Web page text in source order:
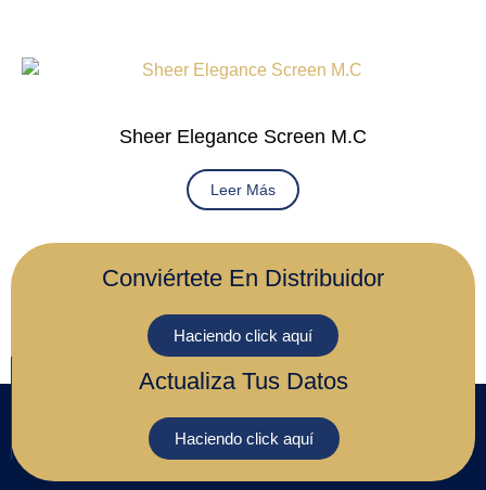
Sheer Elegance Screen M.C
Leer Más
Conviértete En Distribuidor
Haciendo click aquí
Actualiza Tus Datos
Haciendo click aquí